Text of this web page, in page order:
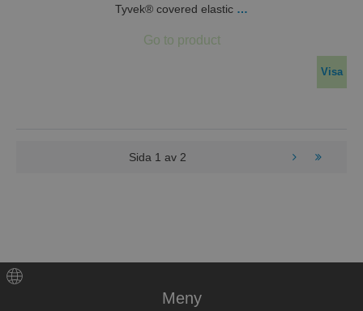
Tyvek® covered elastic …
Visa
Sida 1 av 2
Meny